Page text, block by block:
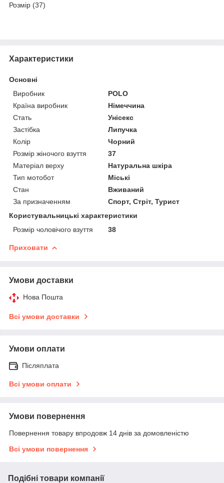
Розмір (37)
Характеристики
Основні
Виробник
POLO
Країна виробник
Німеччина
Стать
Унісекс
Застібка
Липучка
Колір
Чорний
Розмір жіночого взуття
37
Матеріал верху
Натуральна шкіра
Тип мотобот
Міські
Стан
Вживаний
За призначенням
Спорт, Стріт, Турист
Користувальницькі характеристики
Розмір чоловічого взуття
38
Приховати
Умови доставки
Нова Пошта
Всі умови доставки
Умови оплати
Післяплата
Всі умови оплати
Умови повернення
Повернення товару впродовж 14 днів за домовленістю
Всі умови повернення
Подібні товари компанії